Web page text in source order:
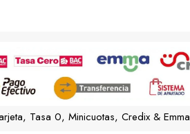
Tasa 0, Minicuotas, Credix & Emma